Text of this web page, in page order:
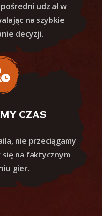
udział w
na szybkie
decyzji.
CZAS
nie przeciągamy
na faktycznym
gier.